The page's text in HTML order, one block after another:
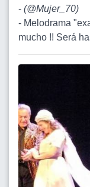
- (@Mujer_70)
- Melodrama
mucho !! Será